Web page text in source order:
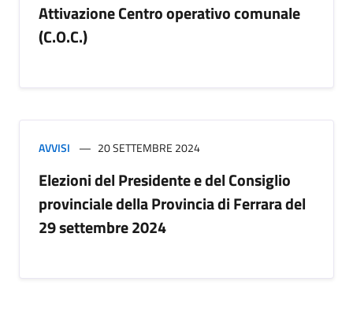
Attivazione Centro operativo comunale
(C.O.C.)
AVVISI 20 SETTEMBRE 2024
Elezioni del Presidente e del Consiglio
provinciale della Provincia di Ferrara del
29 settembre 2024